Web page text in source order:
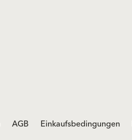
AGB Einkaufsbedingungen